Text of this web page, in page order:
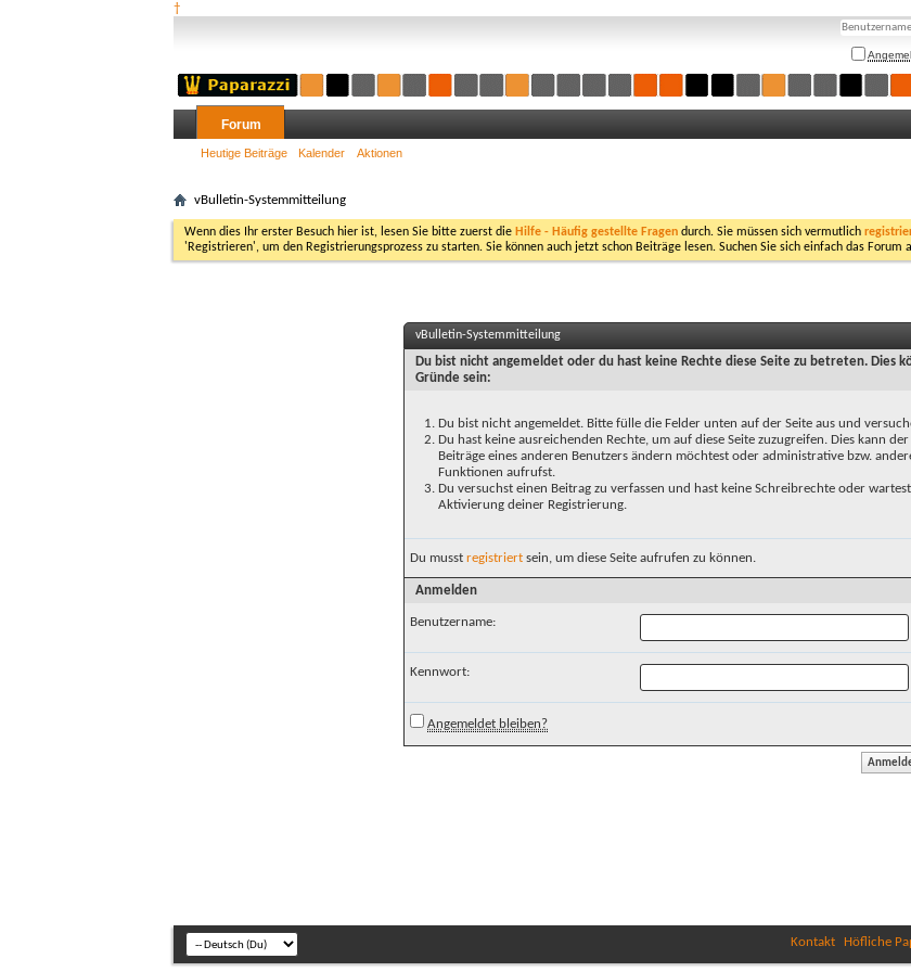
†
Forum
Heutige Beiträge Kalender Aktionen
vBulletin-Systemmitteilung
Wenn dies Ihr erster Besuch hier ist, lesen Sie bitte zuerst die Hilfe - Häufig gestellte Fragen durch. Sie müssen sich vermutlich
'Registrieren', um den Registrierungsprozess zu starten. Sie können auch jetzt schon Beiträge lesen. Suchen Sie sich einfach das
vBulletin-Systemmitteilung
Du bist nicht angemeldet oder du hast keine Rechte diese Seite zu betreten. Dies
Gründe sein:
Du bist nicht angemeldet. Bitte fülle die Felder unten auf der Seite aus und
Du hast keine ausreichenden Rechte, um auf diese Seite zuzugreifen. Dies kann
Beiträge eines anderen Benutzers ändern möchtest oder administrative bzw.
Funktionen aufrufst.
Du versuchst einen Beitrag zu verfassen und hast keine Schreibrechte oder
Aktivierung deiner Registrierung.
Du musst registriert sein, um diese Seite aufrufen zu können.
Anmelden
Benutzername:
Kennwort:
Angemeldet bleiben?
Kontakt Höfliche